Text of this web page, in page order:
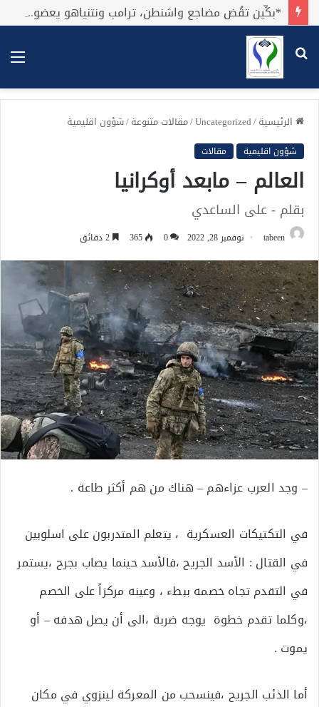
*بكِّين تقُض مضاجع واشنطن، ترامب ونتنياهو يعضون على أصابِعهُم وليس بيدهم حيلَة!.*
بحث
عن
الرئيسية/
Uncategorized
/مقالات متنوعة/شؤون اقليمية
شؤون اقليمية مقالات
العالم – مابعد أوكرانيا
بقلم - على الساعدي
tabeen نوفمبر 28, 2022 0
365
– وجد العرب عزاءهم – هناك من هم أكثر طاعة .
في التكتيكات العسكرية ، يتعلم المتدربون على اسلوبين
في القتال : الأسد الجريح ،فالأسد حينما يصاب بجرح ،يستمر
في التقدم تجاه خصمه ببطء ، وعينه مركزاً على الخصم
،وكلما تقدم خطوة يوجه ضربة ،الى أن يصل هدفه – أو
يموت .
أما الذئب الجريح ،فينسحب من المعركة لينزوي في مكان